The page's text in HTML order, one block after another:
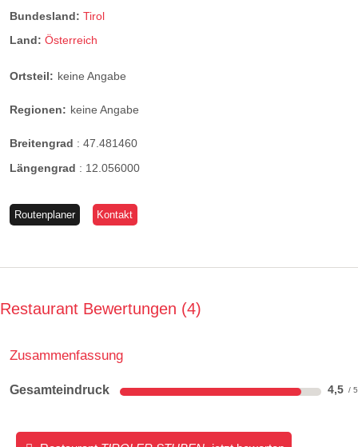
Bundesland: Tirol
Land: Österreich
Ortsteil: keine Angabe
Regionen: keine Angabe
Breitengrad : 47.481460
Längengrad : 12.056000
Routenplaner Kontakt
Restaurant Bewertungen 4
Zusammenfassung
Gesamteindruck 4,5